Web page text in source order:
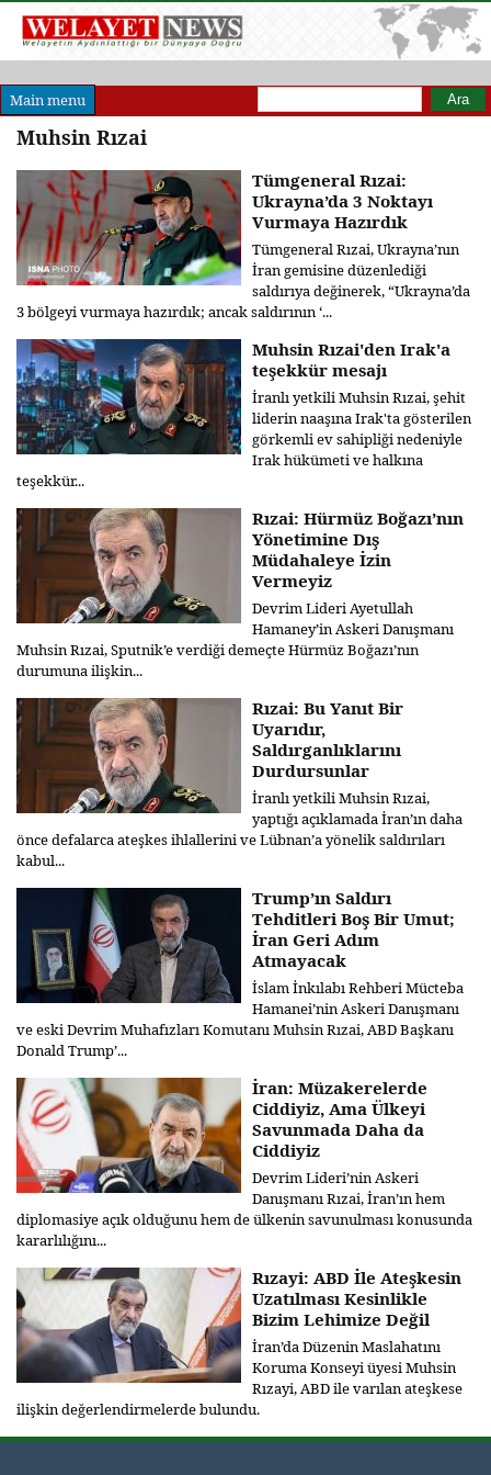
Main menu Arama formu
Ara
Muhsin Rızai
Tümgeneral Rızai:
Ukrayna’da 3 Noktayı
Vurmaya Hazırdık
Tümgeneral Rızai, Ukrayna’nın
İran gemisine düzenlediği
saldırıya değinerek, “Ukrayna’da
3 bölgeyi vurmaya hazırdık; ancak saldırının ‘...
Muhsin Rızai'den Irak'a
teşekkür mesajı
İranlı yetkili Muhsin Rızai, şehit
liderin naaşına Irak'ta gösterilen
görkemli ev sahipliği nedeniyle
Irak hükümeti ve halkına
teşekkür...
Rızai: Hürmüz Boğazı’nın
Yönetimine Dış
Müdahaleye İzin
Vermeyiz
Devrim Lideri Ayetullah
Hamaney’in Askeri Danışmanı
Muhsin Rızai, Sputnik’e verdiği demeçte Hürmüz Boğazı’nın
durumuna ilişkin...
Rızai: Bu Yanıt Bir
Uyarıdır,
Saldırganlıklarını
Durdursunlar
İranlı yetkili Muhsin Rızai,
yaptığı açıklamada İran’ın daha
önce defalarca ateşkes ihlallerini ve Lübnan’a yönelik saldırıları
kabul...
Trump’ın Saldırı
Tehditleri Boş Bir Umut;
İran Geri Adım
Atmayacak
İslam İnkılabı Rehberi Mücteba
Hamanei’nin Askeri Danışmanı
ve eski Devrim Muhafızları Komutanı Muhsin Rızai, ABD Başkanı
Donald Trump’...
İran: Müzakerelerde
Ciddiyiz, Ama Ülkeyi
Savunmada Daha da
Ciddiyiz
Devrim Lideri’nin Askeri
Danışmanı Rızai, İran’ın hem
diplomasiye açık olduğunu hem de ülkenin savunulması konusunda
kararlılığını...
Rızayi: ABD İle Ateşkesin
Uzatılması Kesinlikle
Bizim Lehimize Değil
İran’da Düzenin Maslahatını
Koruma Konseyi üyesi Muhsin
Rızayi, ABD ile varılan ateşkese
ilişkin değerlendirmelerde bulundu.